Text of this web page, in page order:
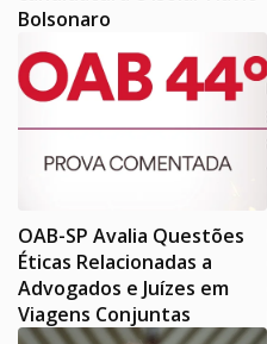
Bolsonaro
OAB-SP Avalia Questões
Éticas Relacionadas a
Advogados e Juízes em
Viagens Conjuntas